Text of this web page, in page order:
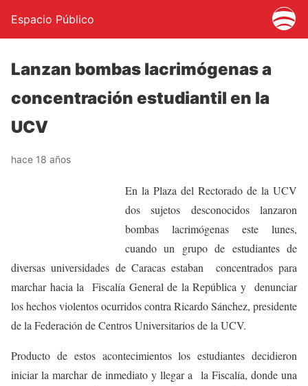
Espacio Público
Lanzan bombas lacrimógenas a
concentración estudiantil en la
UCV
hace 18 años
En la Plaza del Rectorado de la UCV
dos sujetos desconocidos lanzaron
bombas lacrimógenas este lunes,
cuando un grupo de estudiantes de
diversas universidades de Caracas estaban concentrados para
marchar hacia la Fiscalía General de la República y denunciar
los hechos violentos ocurridos contra Ricardo Sánchez, presidente
de la Federación de Centros Universitarios de la UCV.
Producto de estos acontecimientos los estudiantes decidieron
iniciar la marchar de inmediato y llegar a la Fiscalía, donde una